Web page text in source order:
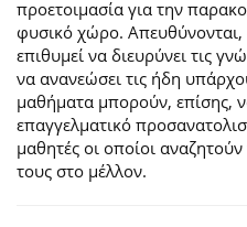
προετοιμασία για την
φυσικό χώρο.
επιθυμεί να διευρύνει τις
να ανανεώσει τις ήδη
μαθήματα μπορούν, επίσης,
επαγγελματικό
μαθητές οι οποίοι
τους στο μέλλον.